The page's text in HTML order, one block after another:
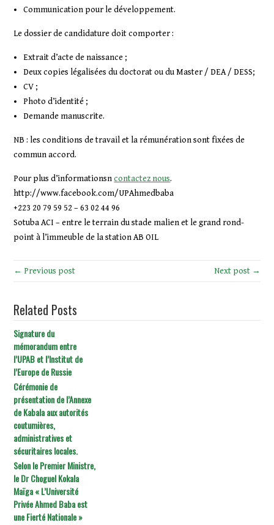
Communication pour le développement.
Le dossier de candidature doit comporter :
Extrait d’acte de naissance ;
Deux copies légalisées du doctorat ou du Master / DEA / DESS;
CV ;
Photo d’identité ;
Demande manuscrite.
NB : les conditions de travail et la rémunération sont fixées de
commun accord.
Pour plus d’informationsncontactez nous.
http://www.facebook.com/UPAhmedbaba
+223 20 79 59 52 – 63 02 44 96
Sotuba ACI – entre le terrain du stade malien et le grand rond-
point à l’immeuble de la station AB OIL
← Previous post Next post →
Related Posts
Signature du
mémorandum entre
l’UPAB et l’Institut de
l’Europe de Russie
Cérémonie de
présentation de l’Annexe
de Kabala aux autorités
coutumières,
administratives et
sécuritaires locales.
Selon le Premier Ministre,
le Dr Choguel Kokala
Maïga « L’Université
Privée Ahmed Baba est
une Fierté Nationale »